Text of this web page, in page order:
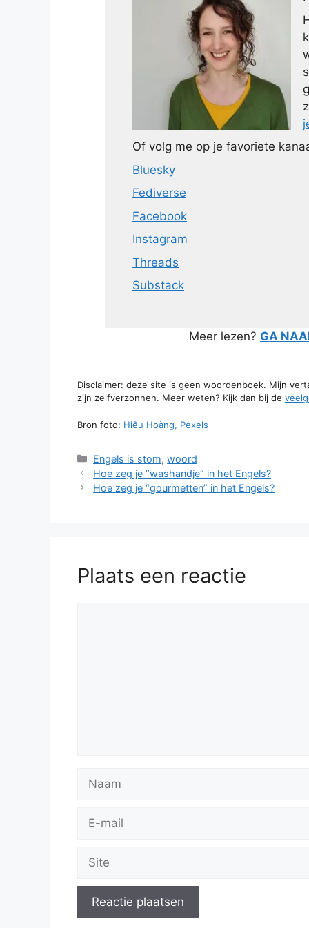
Of volg me op je favoriete
Bluesky
Fediverse
Facebook
Instagram
Threads
Substack
Meer lezen? GA
Disclaimer: deze site is geen woordenboek. Mijn
zijn zelfverzonnen. Meer weten? Kijk dan bij de
Bron foto: Hiếu Hoàng, Pexels
Categorieën
Engels is stom,woord
Hoe zeg je “washandje” in het Engels?
Hoe zeg je “gourmetten” in het Engels?
Plaats een reactie
mail